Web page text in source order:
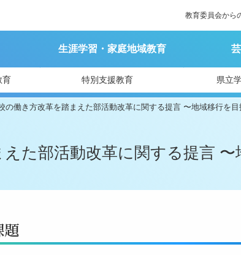
教育委員会から
生涯学習・家庭地域教育
育 特別支援教育 県立
の働き方改革を踏まえた部活動改革に関する提言 〜地域移行を目
た部活動改革に関する提言
題